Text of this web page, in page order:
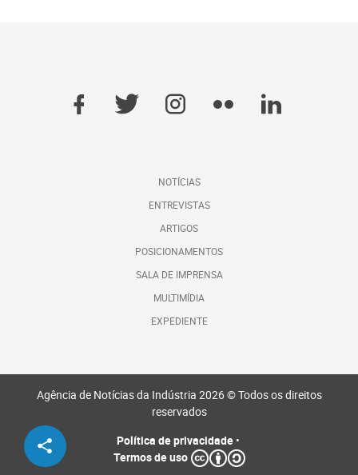
NOTÍCIAS
ENTREVISTAS
ARTIGOS
POSICIONAMENTOS
SALA DE IMPRENSA
MULTIMÍDIA
EXPEDIENTE
Agência de Notícias da Indústria 2026 © Todos os direitos
reservados
Política de privacidade•
Termos de uso